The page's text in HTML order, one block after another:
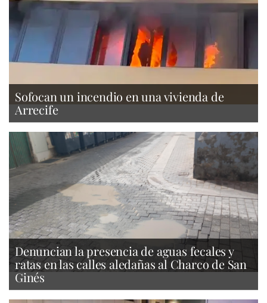
Sofocan un incendio en una vivienda de
Arrecife
Denuncian la presencia de aguas fecales y
ratas en las calles aledañas al Charco de San
Ginés